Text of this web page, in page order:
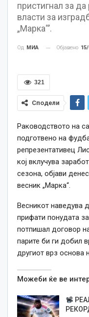
пристигнал за да
власти за
„Марка“’.
Од МИА Објавено
321
Сподели
Раководството на
подготвено на
репрезентативец
кој вклучува
сезона, објави
весник „Марка“.
Весникот наведува
прифати понудата
потпишал договор
парите би ги добил
другиот врз основа
Можеби ќе ве